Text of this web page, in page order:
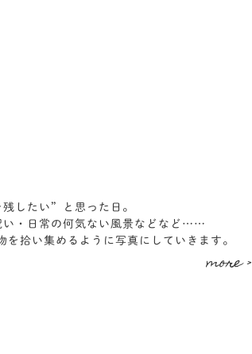
したい”と思った日。
い・日常の何気ない風景などなど……
拾い集めるように写真にしていきます。
more >